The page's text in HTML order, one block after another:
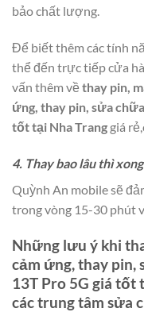
bảo chất lượng.
Để biết thêm các tính
thể đến trực tiếp cửa
vấn thêm về thay pin,
ứng, thay pin, sửa
tốt tại Nha Trang giá
4. Thay bao lâu thì
Quỳnh An mobile sẽ
trong vòng 15-30 phút
Những lưu ý khi
cảm ứng, thay
13T Pro 5G giá tốt
các trung tâm sửa